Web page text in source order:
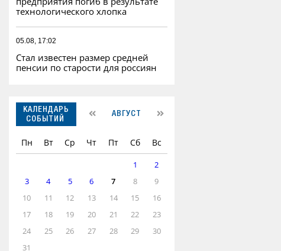
технологического хлопка
05.08, 17:02
Стал известен размер средней
пенсии по старости для россиян
КАЛЕНДАРЬ
СОБЫТИЙ
АВГУСТ
Пн Вт Ср Чт Пт Сб Вс
1
2
3
4 5 6 7 8
9
10
11 12 13 14 15
16
17
18 19 20 21 22
23
24
25 26 27 28 29
30
31